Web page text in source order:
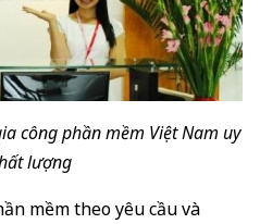
công phần mềm Việt Nam uy
lượng
mềm theo yêu cầu và